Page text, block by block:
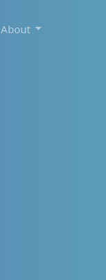
About